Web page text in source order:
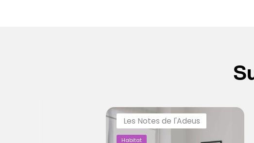
Les Notes de l'Adeus
Habitat